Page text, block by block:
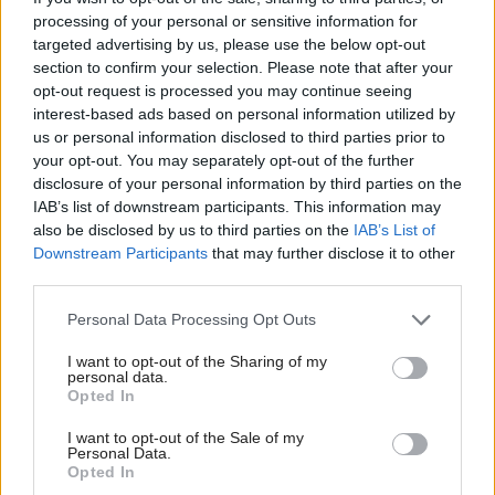
processing of your personal or sensitive information for
targeted advertising by us, please use the below opt-out
section to confirm your selection. Please note that after your
opt-out request is processed you may continue seeing
interest-based ads based on personal information utilized by
us or personal information disclosed to third parties prior to
your opt-out. You may separately opt-out of the further
disclosure of your personal information by third parties on the
IAB’s list of downstream participants. This information may
also be disclosed by us to third parties on the IAB’s List of
Downstream Participants that may further disclose it to other
Please note that this website/app uses one or more Google
not limited to your visit or usage behaviour. You may click to
grant or deny consent to Google and its third-party tags to
use your data for below specified purposes in below Google
consent section.
Personal Data Processing Opt Outs
I want to opt-out of the Sharing of my
personal data.
Opted In
I want to opt-out of the Sale of my
Personal Data.
Opted In
naše babičky
Na šírku má len 5 metrov a ľahko ho prehliadnete.
Za nenápadnou fasádou sa skrýva miesto
perfektný relax
Inšpirácie
obývacia izba ,keramika,čierna